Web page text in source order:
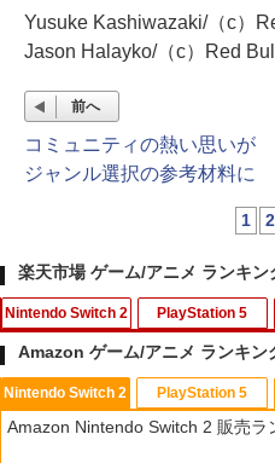
Yusuke Kashiwazaki/（c）
Jason Halayko/（c）Red
前へ
コミュニティの熱い思いが
ジャンル選択の参考材料に
1 2
楽天市場 ゲーム/アニメ ランキン
Nintendo Switch 2
1 スプラト
PlayStation 5
1
[メール
24［PS5
1
【中古】
ング ひ
版 / ア
Amazon ゲーム/アニメ ランキン
Nintendo Switch 2
Amazon Nintendo Switch 2 販売ラ
PlayStation 5